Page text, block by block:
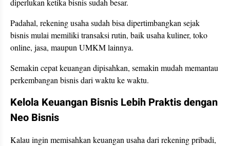
diperlukan ketika bisnis sudah besar.
Padahal, rekening usaha sudah bisa dipertimbangkan sejak
bisnis mulai memiliki transaksi rutin, baik usaha kuliner, toko
online, jasa, maupun UMKM lainnya.
Semakin cepat keuangan dipisahkan, semakin mudah memantau
perkembangan bisnis dari waktu ke waktu.
Kelola Keuangan Bisnis Lebih Praktis dengan
Neo Bisnis
Kalau ingin memisahkan keuangan usaha dari rekening pribadi,